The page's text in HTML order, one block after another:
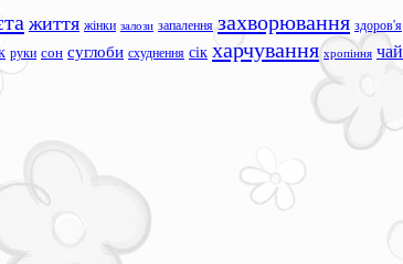
життя жінки залози запалення захворювання здоров'я
руки сон суглоби схуднення сік харчування хропіння чай